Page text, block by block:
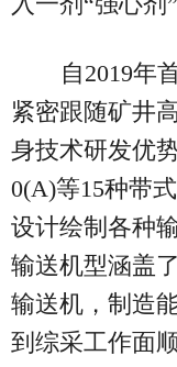
自2019年
紧密跟随矿井
身技术研发优
0(A)等15种带
设计绘制各种
输送机型涵盖
输送机，制造
到综采工作面